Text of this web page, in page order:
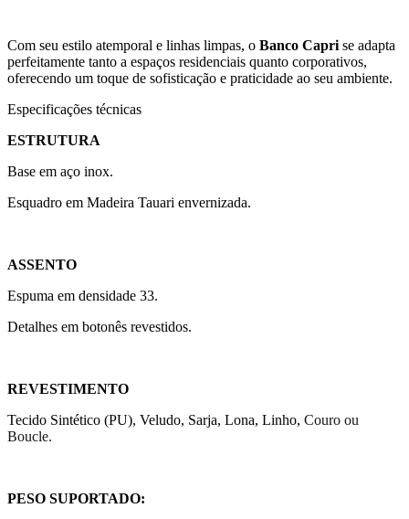
Com seu estilo atemporal e linhas limpas, o Banco Capri se adapta
perfeitamente tanto a espaços residenciais quanto corporativos,
oferecendo um toque de sofisticação e praticidade ao seu ambiente.
Especificações técnicas
ESTRUTURA
Base em aço inox.
Esquadro em Madeira Tauari envernizada.
ASSENTO
Espuma em densidade 33.
Detalhes em botonês revestidos.
REVESTIMENTO
Tecido Sintético (PU), Veludo, Sarja, Lona, Linho, Couro ou
Boucle.
PESO SUPORTADO: